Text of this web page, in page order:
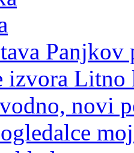
Panjkov
izvora Litno
novi